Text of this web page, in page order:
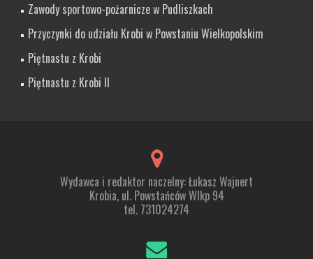
Zawody sportowo-pożarnicze w Pudliszkach
Przyczynki do udziału Krobi w Powstaniu Wielkopolskim
Piętnastu z Krobi
Piętnastu z Krobi II
Wydawca i redaktor naczelny: Łukasz Wajnert
Krobia, ul. Powstańców Wlkp 94
tel. 731024274